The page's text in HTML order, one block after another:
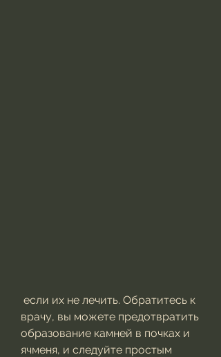
врачу, вы можете предотвратить
образование камней в почках и
ячменя, и следуйте простым